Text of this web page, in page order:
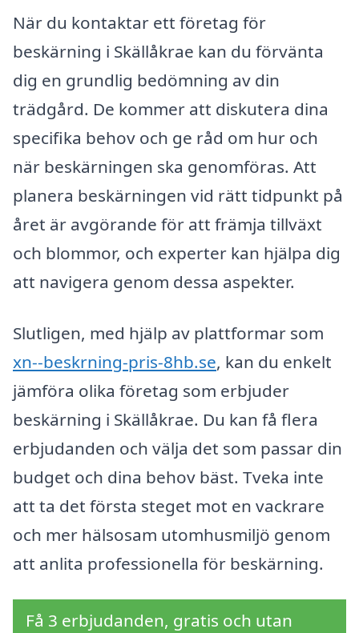
När du kontaktar ett företag för
beskärning i Skällåkrae kan du förvänta
dig en grundlig bedömning av din
trädgård. De kommer att diskutera dina
specifika behov och ge råd om hur och
när beskärningen ska genomföras. Att
planera beskärningen vid rätt tidpunkt på
året är avgörande för att främja tillväxt
och blommor, och experter kan hjälpa dig
att navigera genom dessa aspekter.
Slutligen, med hjälp av plattformar som
xn--beskrning-pris-8hb.se, kan du enkelt
jämföra olika företag som erbjuder
beskärning i Skällåkrae. Du kan få flera
erbjudanden och välja det som passar din
budget och dina behov bäst. Tveka inte
att ta det första steget mot en vackrare
och mer hälsosam utomhusmiljö genom
att anlita professionella för beskärning.
Få 3 erbjudanden, gratis och utan